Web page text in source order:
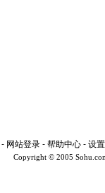
- 网站登录 - 帮助中心 - 设
Copyright © 2005